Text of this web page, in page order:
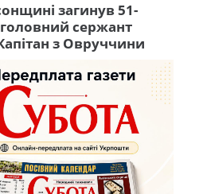
загинув 51-
сержант
з Овруччини